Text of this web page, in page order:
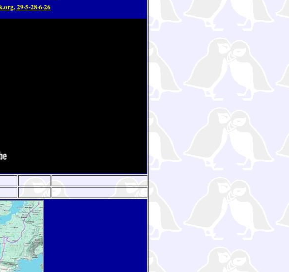
29·5-28·6·26